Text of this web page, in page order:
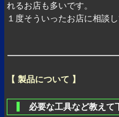
れるお店も多いです。
１度そういったお店に相談
【 製品について 】
必要な工具など教えて